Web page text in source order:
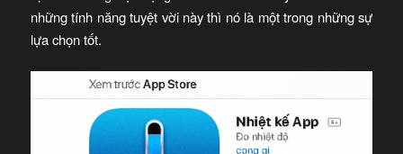
những tính năng tuyệt vời này thì nó là một trong những sự
lựa chọn tốt.